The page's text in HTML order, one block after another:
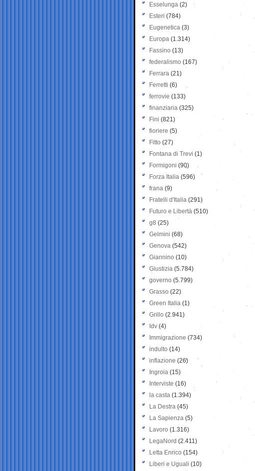
Esselunga (2)
Esteri (784)
Eugenetica (3)
Europa (1.314)
Fassino (13)
federalismo (167)
Ferrara (21)
Ferretti (6)
ferrovie (133)
finanziaria (325)
Fini (821)
fioriere (5)
Fitto (27)
Fontana di Trevi (1)
Formigoni (90)
Forza Italia (596)
frana (9)
Fratelli d'Italia (291)
Futuro e Libertà (510)
g8 (25)
Gelmini (68)
Genova (542)
Giannino (10)
Giustizia (5.784)
governo (5.799)
Grasso (22)
Green Italia (1)
Grillo (2.941)
Idv (4)
Immigrazione (734)
indulto (14)
inflazione (26)
Ingroia (15)
Interviste (16)
la casta (1.394)
La Destra (45)
La Sapienza (5)
Lavoro (1.316)
LegaNord (2.411)
Letta Enrico (154)
Liberi e Uguali (10)